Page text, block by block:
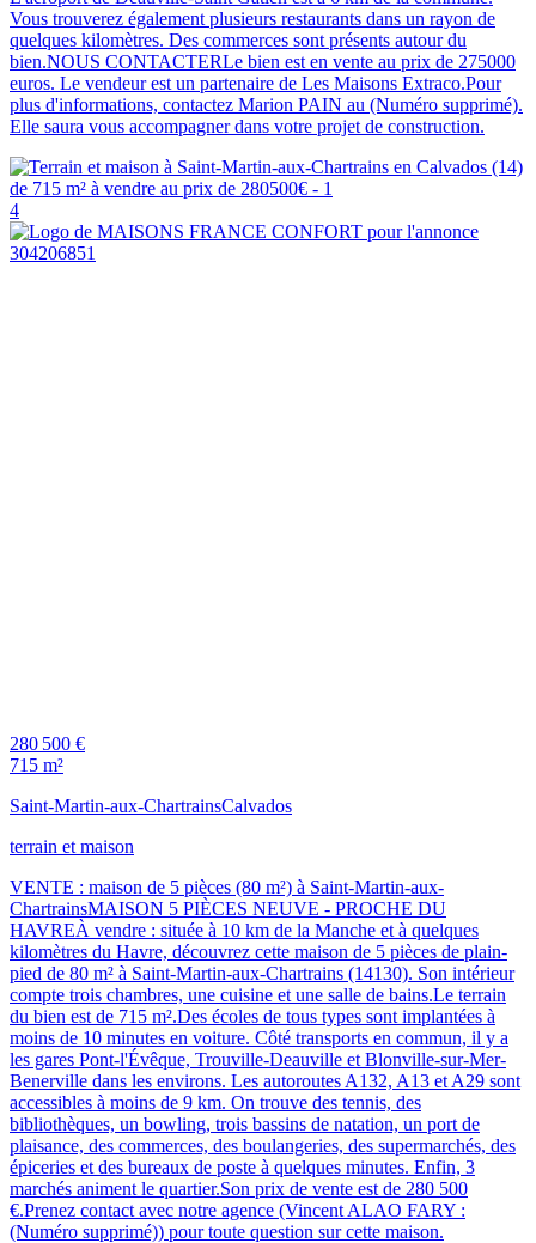
Vous trouverez également plusieurs restaurants dans un rayon de
quelques kilomètres. Des commerces sont présents autour du
bien.NOUS CONTACTERLe bien est en vente au prix de 275000
euros. Le vendeur est un partenaire de Les Maisons Extraco.Pour
plus d'informations, contactez Marion PAIN au (Numéro supprimé).
Elle saura vous accompagner dans votre projet de construction.
4
280 500 €
715 m²
Saint-Martin-aux-ChartrainsCalvados
terrain et maison
VENTE : maison de 5 pièces (80 m²) à Saint-Martin-aux-
ChartrainsMAISON 5 PIÈCES NEUVE - PROCHE DU
HAVREÀ vendre : située à 10 km de la Manche et à quelques
kilomètres du Havre, découvrez cette maison de 5 pièces de plain-
pied de 80 m² à Saint-Martin-aux-Chartrains (14130). Son intérieur
compte trois chambres, une cuisine et une salle de bains.Le terrain
du bien est de 715 m².Des écoles de tous types sont implantées à
moins de 10 minutes en voiture. Côté transports en commun, il y a
les gares Pont-l'Évêque, Trouville-Deauville et Blonville-sur-Mer-
Benerville dans les environs. Les autoroutes A132, A13 et A29 sont
accessibles à moins de 9 km. On trouve des tennis, des
bibliothèques, un bowling, trois bassins de natation, un port de
plaisance, des commerces, des boulangeries, des supermarchés, des
épiceries et des bureaux de poste à quelques minutes. Enfin, 3
marchés animent le quartier.Son prix de vente est de 280 500
€.Prenez contact avec notre agence (Vincent ALAO FARY :
(Numéro supprimé)) pour toute question sur cette maison.